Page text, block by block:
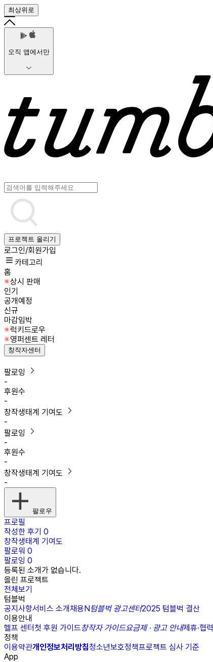
최상위로
오직 앱에서만
프로젝트 올리기
로그인/회원가입
카테고리
홈
상시 판매
인기
공개예정
신규
마감임박
럭키드로우
영퍼센트 레터
창작자센터
팔로잉
-
후원수
-
창작생태계 기여도
-
팔로잉
-
후원수
-
창작생태계 기여도
-
팔로우
프로필
작성한 후기 0
창작생태계 기여도
팔로워 0
팔로잉 0
등록된 소개가 없습니다.
올린 프로젝트
전체보기
텀블벅
공지사항서비스 소개채용N텀블벅 광고센터2025 텀블벅 결산
이용안내
헬프 센터첫 후원 가이드창작자 가이드요금제 · 광고 안내제휴·협력
정책
이용약관개인정보처리방침청소년보호정책프로젝트 심사 기준
App